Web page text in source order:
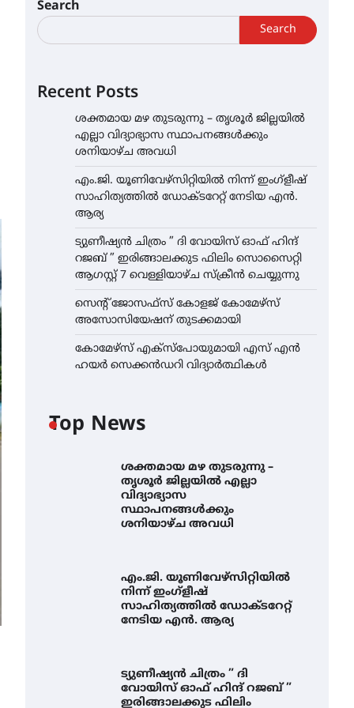
Search
Search
Recent Posts
ശക്തമായ മഴ തുടരുന്നു – തൃശൂർ ജില്ലയിൽ
എല്ലാ വിദ്യാഭ്യാസ സ്ഥാപനങ്ങൾക്കും
ശനിയാഴ്ച അവധി
എം.ജി. യൂണിവേഴ്‌സിറ്റിയിൽ നിന്ന് ഇംഗ്ളീഷ്
സാഹിത്യത്തിൽ ഡോക്ടറേറ്റ് നേടിയ എൻ.
ആര്യ
ട്യുണീഷ്യൻ ചിത്രം ” ദി വോയിസ് ഓഫ് ഹിന്ദ്
റജബ് ” ഇരിങ്ങാലക്കുട ഫിലിം സൊസൈറ്റി
ആഗസ്റ്റ് 7 വെള്ളിയാഴ്ച സ്‌ക്രീൻ ചെയ്യുന്നു
സെന്റ് ജോസഫ്സ് കോളജ് കോമേഴ്‌സ്
അസോസിയേഷന് തുടക്കമായി
കോമേഴ്സ് എക്സ്പോയുമായി എസ് എൻ
ഹയർ സെക്കൻഡറി വിദ്യാർത്ഥികൾ
Top News
ശക്തമായ മഴ തുടരുന്നു –
തൃശൂർ ജില്ലയിൽ എല്ലാ
വിദ്യാഭ്യാസ
സ്ഥാപനങ്ങൾക്കും
ശനിയാഴ്ച അവധി
എം.ജി. യൂണിവേഴ്‌സിറ്റിയിൽ
നിന്ന് ഇംഗ്ളീഷ്
സാഹിത്യത്തിൽ ഡോക്ടറേറ്റ്
നേടിയ എൻ. ആര്യ
ട്യുണീഷ്യൻ ചിത്രം ” ദി
വോയിസ് ഓഫ് ഹിന്ദ് റജബ് ”
ഇരിങ്ങാലക്കുട ഫിലിം